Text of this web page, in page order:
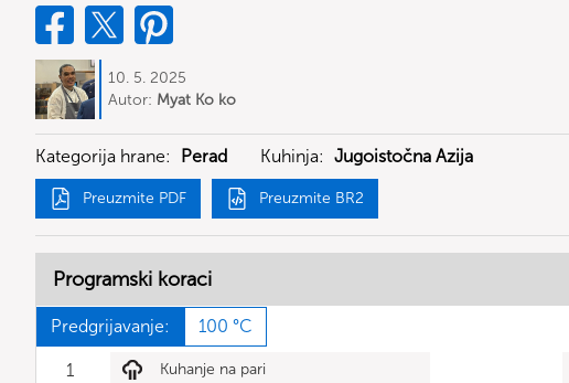
10. 5. 2025
Autor: Myat Ko ko
Kategorija hrane: Perad Kuhinja: Jugoistočna Azija
Preuzmite PDF Preuzmite BR2
Programski koraci
Predgrijavanje: 100 °C
1 Kuhanje na pari